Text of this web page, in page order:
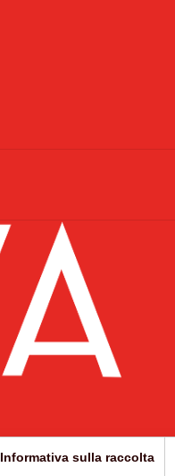
Informativa sulla raccolta